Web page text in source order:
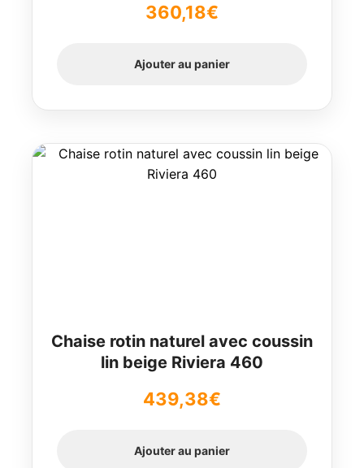
360,18€
Ajouter au panier
Chaise rotin naturel avec coussin
lin beige Riviera 460
439,38€
Ajouter au panier